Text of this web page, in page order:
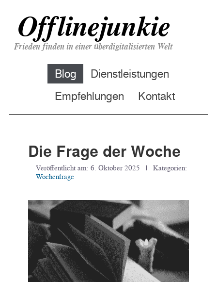
Offlinejunkie
Frieden finden in einer überdigitalisierten Welt
Blog
Dienstleistungen
Empfehlungen
Kontakt
Die Frage der Woche
Veröffentlicht am: 6. Oktober 2025
| Kategorien:
Wochenfrage